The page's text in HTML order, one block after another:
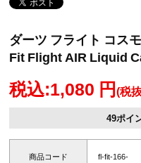
ダーツ フライト コス
Fit Flight AIR Liquid
税込:1,080 円(税
49ポイ
商品コード fl-fit-166-